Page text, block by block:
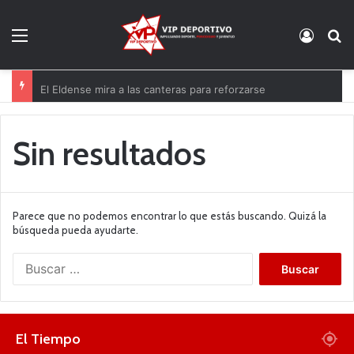
El Eldense mira a las canteras para reforzarse
Sin resultados
Parece que no podemos encontrar lo que estás buscando. Quizá la
búsqueda pueda ayudarte.
El Tiempo